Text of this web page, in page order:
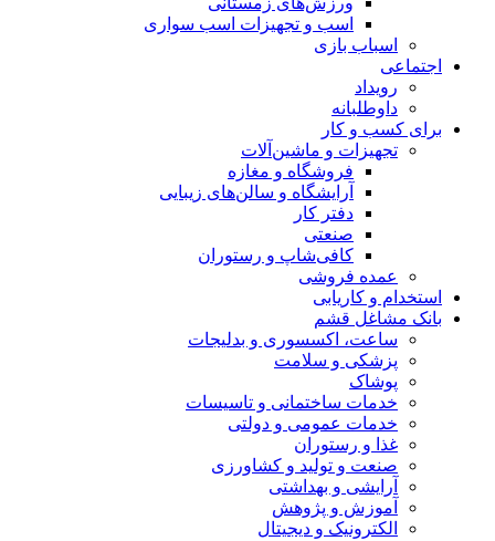
اسب و تجهیزات اسب سواری
اسباب‌ بازی
اجتماعی
رویداد
داوطلبانه
برای کسب و کار
تجهیزات و ماشین‌آلات
فروشگاه و مغازه
آرایشگاه و سالن‌های زیبایی
دفتر کار
صنعتی
کافی‌شاپ و رستوران
عمده فروشی
استخدام و کاریابی
بانک مشاغل قشم
ساعت، اکسسوری و بدلیجات
پزشکی و سلامت
پوشاک
خدمات ساختمانی و تاسیسات
خدمات عمومی و دولتی
غذا و رستوران
صنعت و تولید و کشاورزی
آرایشی و بهداشتی
آموزش و پژوهش
الکترونیک و دیجیتال